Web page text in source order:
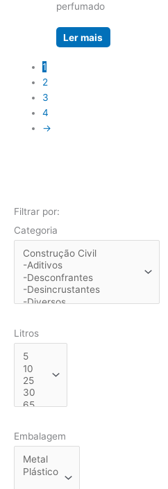
perfumado
Ler mais
1
2
3
4
→
Filtrar por:
Categoria
Litros
Embalagem